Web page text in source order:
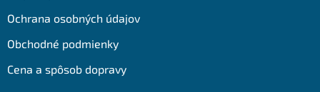
Ochrana osobných údajov
Obchodné podmienky
Cena a spôsob dopravy